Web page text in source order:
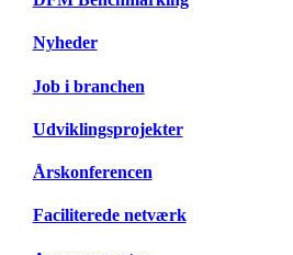
Nyheder
Job i branchen
Udviklingsprojekter
Årskonferencen
Faciliterede netværk